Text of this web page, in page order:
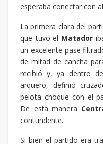
esperaba conectar con
La primera clara del
que tuvo el Matador
un excelente pase
de mitad de cancha
recibió y, ya dentro
arquero, definió
pelota choque con el
De esta manera
contundente.
Si bien el partido era